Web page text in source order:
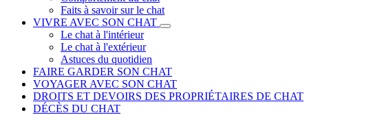
Faits à savoir sur le chat
VIVRE AVEC SON CHAT
Le chat à l'intérieur
Le chat à l'extérieur
Astuces du quotidien
FAIRE GARDER SON CHAT
VOYAGER AVEC SON CHAT
DROITS ET DEVOIRS DES PROPRIÉTAIRES DE CHAT
DÉCÈS DU CHAT